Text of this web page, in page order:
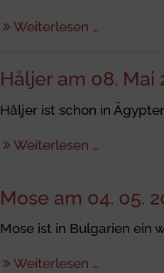
Weiterlesen …
Håljer am 08. Mai
Håljer ist schon in
Weiterlesen …
Mose am 04. 05.
Mose ist in Bulgarien ein
Weiterlesen …